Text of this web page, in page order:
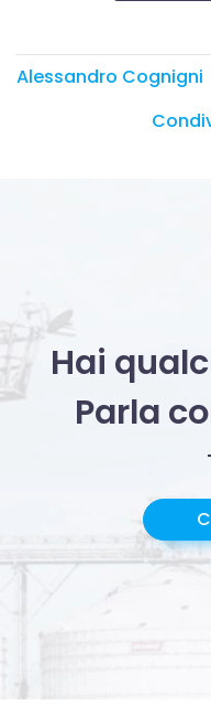
Alessandro Cognigni
Hai
Parla